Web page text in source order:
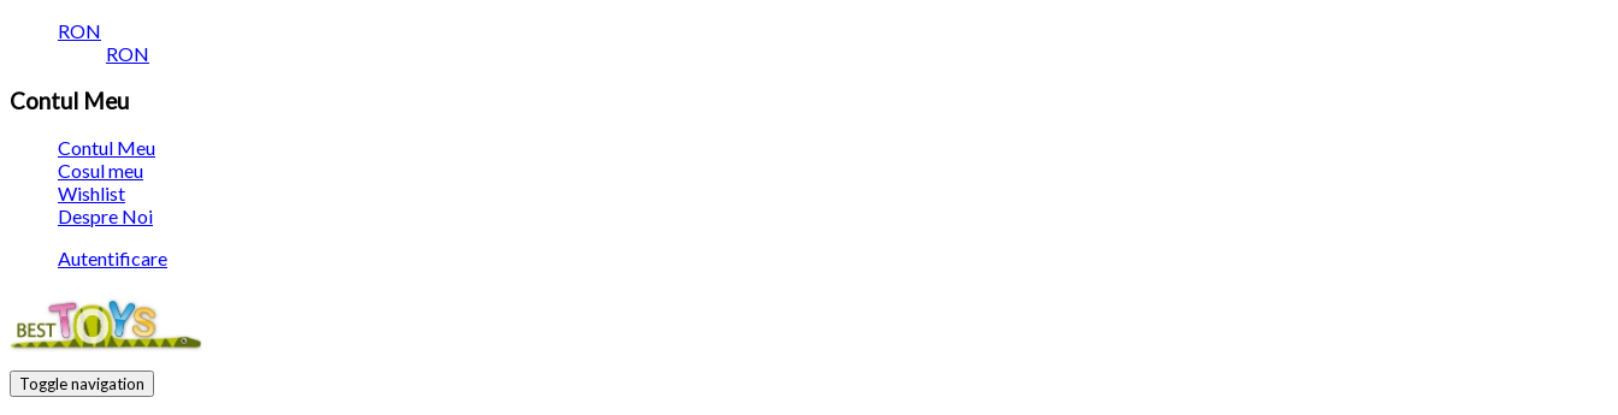
RON
RON
Contul Meu
Contul Meu
Cosul meu
Wishlist
Despre Noi
Autentificare
Toggle navigation